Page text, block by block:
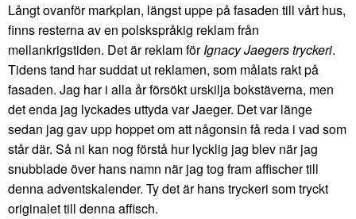
Långt ovanför markplan, längst uppe på fasaden till vårt hus,
finns resterna av en polskspråkig reklam från
mellankrigstiden. Det är reklam förIgnacy Jaegers tryckeri.
Tidens tand har suddat ut reklamen, som målats rakt på
fasaden. Jag har i alla år försökt urskilja bokstäverna, men
det enda jag lyckades uttyda var Jaeger. Det var länge
sedan jag gav upp hoppet om att någonsin få reda i vad som
står där. Så ni kan nog förstå hur lycklig jag blev när jag
snubblade över hans namn när jag tog fram affischer till
denna adventskalender. Ty det är hans tryckeri som tryckt
originalet till denna affisch.